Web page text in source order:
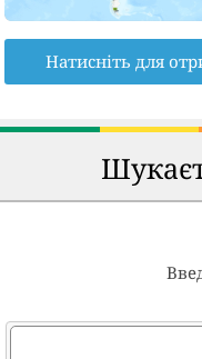
Натисніть для